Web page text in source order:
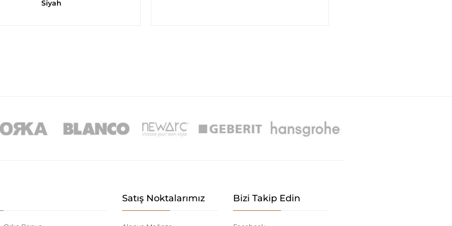
Siyah
Satış Noktalarımız Bizi Takip Edin